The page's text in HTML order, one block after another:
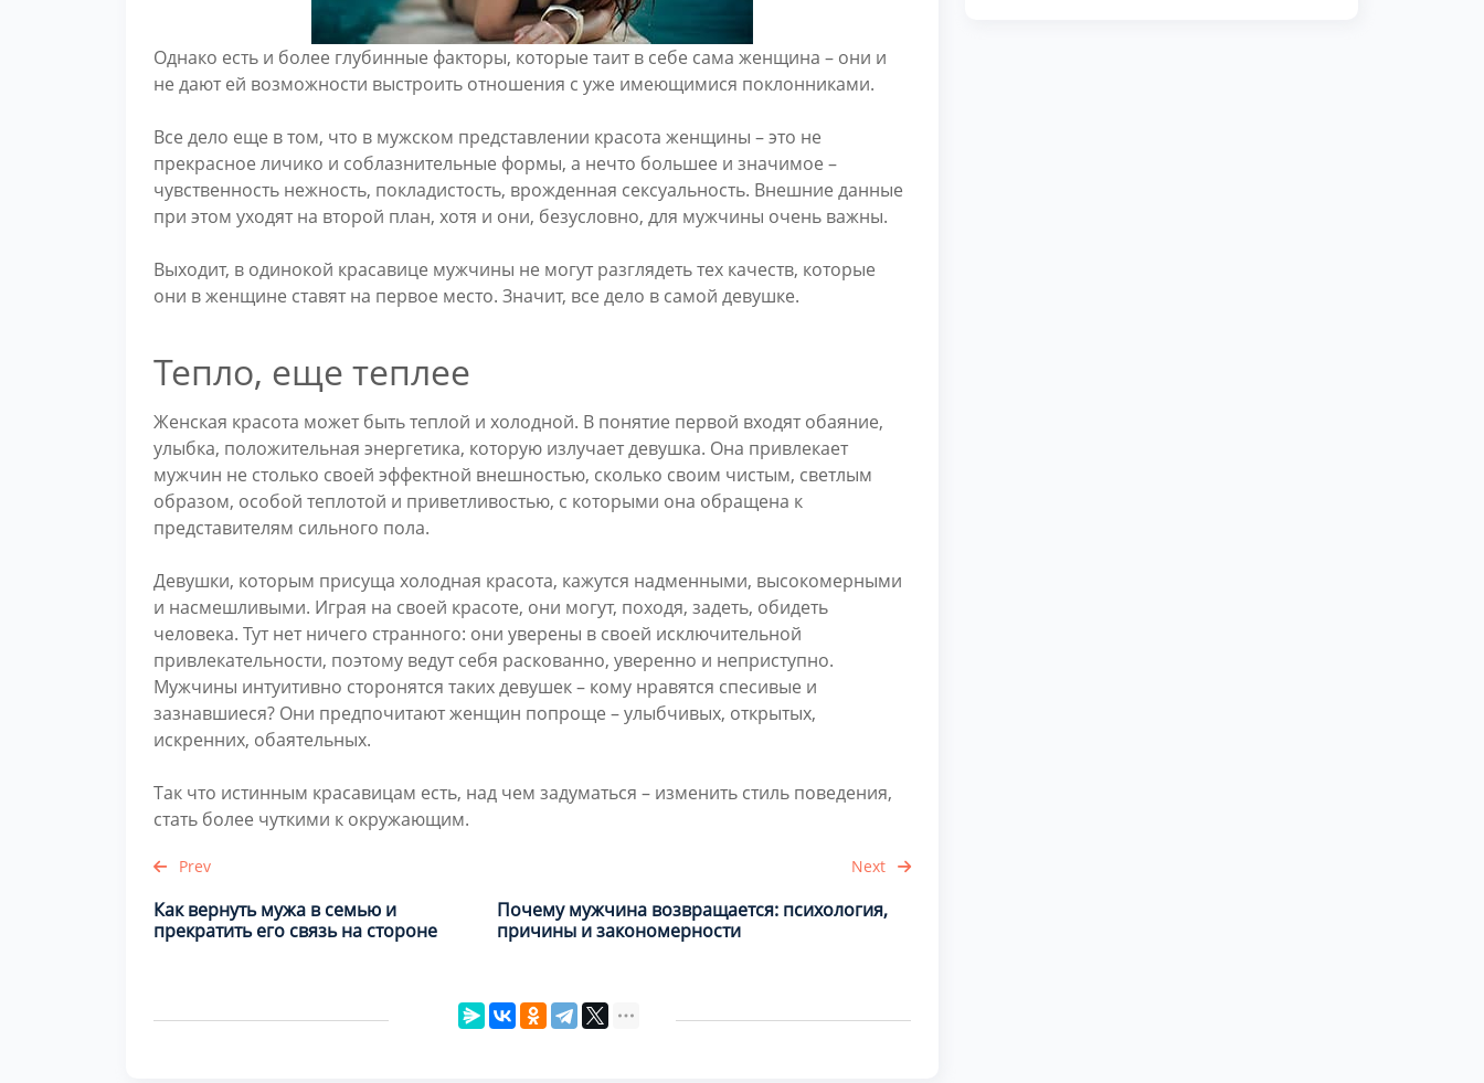
Однако есть и более глубинные факторы, которые таит в себе сама женщина – они и
не дают ей возможности выстроить отношения с уже имеющимися поклонниками.
Все дело еще в том, что в мужском представлении красота женщины – это не
прекрасное личико и соблазнительные формы, а нечто большее и значимое –
чувственность нежность, покладистость, врожденная сексуальность. Внешние данные
при этом уходят на второй план, хотя и они, безусловно, для мужчины очень важны.
Выходит, в одинокой красавице мужчины не могут разглядеть тех качеств, которые
они в женщине ставят на первое место. Значит, все дело в самой девушке.
Тепло, еще теплее
Женская красота может быть теплой и холодной. В понятие первой входят обаяние,
улыбка, положительная энергетика, которую излучает девушка. Она привлекает
мужчин не столько своей эффектной внешностью, сколько своим чистым, светлым
образом, особой теплотой и приветливостью, с которыми она обращена к
представителям сильного пола.
Девушки, которым присуща холодная красота, кажутся надменными, высокомерными
и насмешливыми. Играя на своей красоте, они могут, походя, задеть, обидеть
человека. Тут нет ничего странного: они уверены в своей исключительной
привлекательности, поэтому ведут себя раскованно, уверенно и неприступно.
Мужчины интуитивно сторонятся таких девушек – кому нравятся спесивые и
зазнавшиеся? Они предпочитают женщин попроще – улыбчивых, открытых,
искренних, обаятельных.
Так что истинным красавицам есть, над чем задуматься – изменить стиль поведения,
стать более чуткими к окружающим.
Prev
Как вернуть мужа в семью и
прекратить его связь на стороне
Next
Почему мужчина возвращается: психология,
причины и закономерности